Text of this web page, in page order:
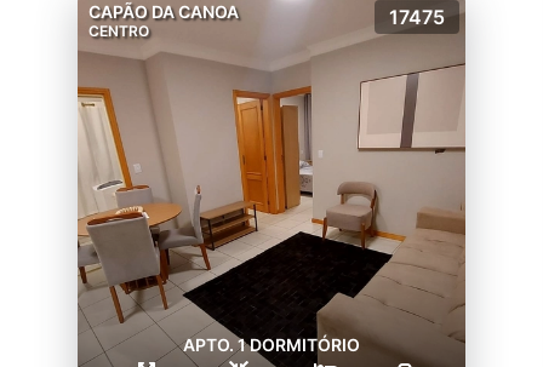
CAPÃO DA CANOA
CENTRO
17475
APTO. 1 DORMITÓRIO